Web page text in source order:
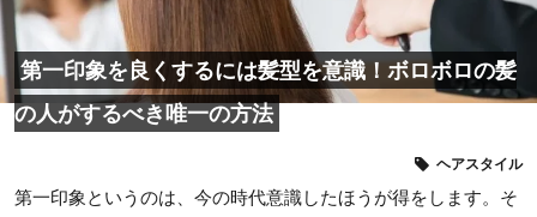
第一印象を良くするには髪型を意識！ボロボロの髪
の人がするべき唯一の方法
ヘアスタイル
第一印象というのは、今の時代意識したほうが得をします。そ